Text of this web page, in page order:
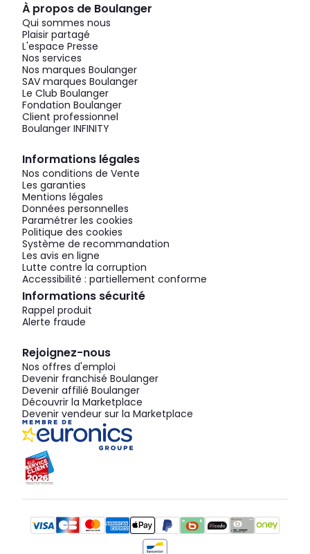
À propos de Boulanger
Qui sommes nous
Plaisir partagé
L'espace Presse
Nos services
Nos marques Boulanger
SAV marques Boulanger
Le Club Boulanger
Fondation Boulanger
Client professionnel
Boulanger INFINITY
Informations légales
Nos conditions de Vente
Les garanties
Mentions légales
Données personnelles
Paramétrer les cookies
Politique des cookies
Système de recommandation
Les avis en ligne
Lutte contre la corruption
Accessibilité : partiellement conforme
Informations sécurité
Rappel produit
Alerte fraude
Rejoignez-nous
Nos offres d'emploi
Devenir franchisé Boulanger
Devenir affilié Boulanger
Découvrir la Marketplace
Devenir vendeur sur la Marketplace